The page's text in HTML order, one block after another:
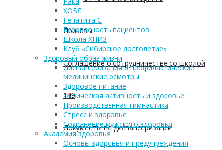
Приказы
Соглашение о сотрудничестве со школой
149
Документы по диспансеризации
ХОБЛ
Гепатита С
Безопасность пациентов
Школа ХНИЗ
Клуб «Сибирское долголетие»
Здоровый образ жизни
Диспансеризация и профилактические
медицинские осмотры
Здоровое питание
Физическая активность и здоровье
Производственная гимнастика
Стресс и здоровье
Сохранение мужского здоровья
Академия здоровья
Основы здоровья и предупреждения